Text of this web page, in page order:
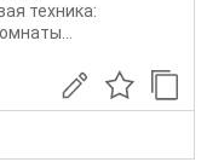
техника: